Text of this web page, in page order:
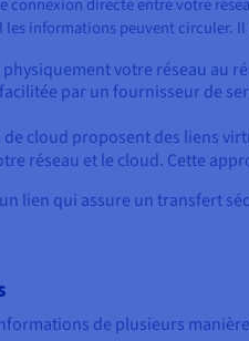
directe entre votre
informations peuvent circuler.
physiquement votre réseau au
par un fournisseur de
cloud proposent des liens
réseau et le cloud. Cette
lien qui assure un transfert
de plusieurs